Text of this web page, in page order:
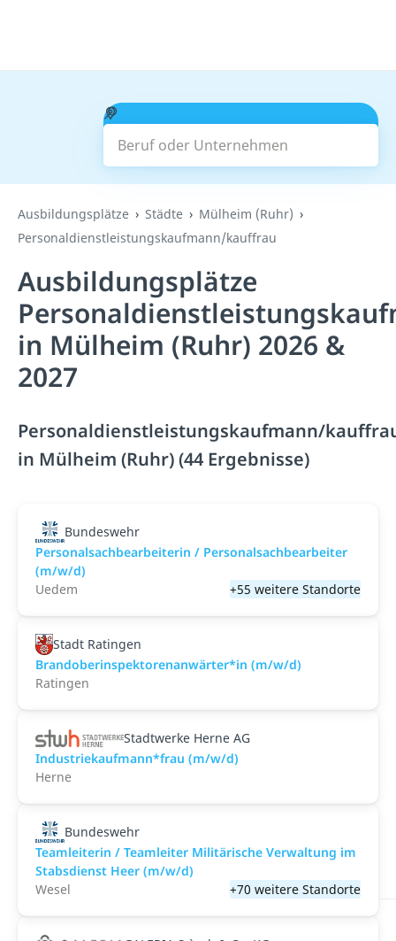
Beruf oder Unternehmen
Suchen
Ausbildungsplätze Städte
Mülheim (Ruhr)
Personaldienstleistungskaufmann/kauffrau
Ausbildungsplätze
in Mülheim (Ruhr) 2026 &
2027
Personaldienstleistungskaufmann/
in Mülheim (Ruhr) (44 Ergebnisse)
Bundeswehr
Personalsachbearbeiterin / Personalsachbearbeiter
(m/w/d)
Uedem
+55 weitere Standorte
Stadt Ratingen
Brandoberinspektorenanwärter*in (m/w/d)
Ratingen
Stadtwerke Herne AG
Industriekaufmann*frau (m/w/d)
Herne
Bundeswehr
Teamleiterin / Teamleiter Militärische Verwaltung im
Stabsdienst Heer (m/w/d)
Wesel
+70 weitere Standorte